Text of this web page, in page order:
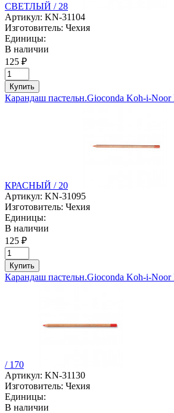
СВЕТЛЫЙ / 28
Артикул: KN-31104
Изготовитель: Чехия
Единицы:
В наличии
125 ₽
Купить
Карандаш пастельн.Gioconda Koh-i-
КРАСНЫЙ / 20
Артикул: KN-31095
Изготовитель: Чехия
Единицы:
В наличии
125 ₽
Купить
Карандаш пастельн.Gioconda Koh-i-
/ 170
Артикул: KN-31130
Изготовитель: Чехия
Единицы:
В наличии